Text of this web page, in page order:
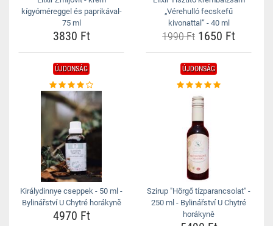
kígyóméreggel és paprikával-
75 ml
3830 Ft
„Vérehulló fecskefű
kivonattal” - 40 ml
1990 Ft 1650 Ft
ÚJDONSÁG
Királydinnye cseppek - 50 ml -
Bylinářství U Chytré horákyně
4970 Ft
ÚJDONSÁG
Szirup "Hörgő tízparancsolat" -
250 ml - Bylinářství U Chytré
horákyně